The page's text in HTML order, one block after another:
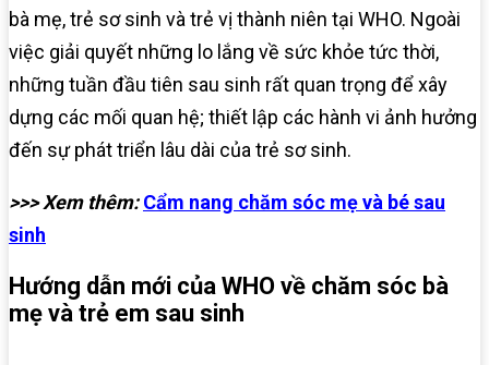
bà mẹ, trẻ sơ sinh và trẻ vị thành niên tại WHO. Ngoài
việc giải quyết những lo lắng về sức khỏe tức thời,
những tuần đầu tiên sau sinh rất quan trọng để xây
dựng các mối quan hệ; thiết lập các hành vi ảnh hưởng
đến sự phát triển lâu dài của trẻ sơ sinh.
>>> Xem thêm: Cẩm nang chăm sóc mẹ và bé sau
sinh
Hướng dẫn mới của WHO về chăm sóc bà
mẹ và trẻ em sau sinh